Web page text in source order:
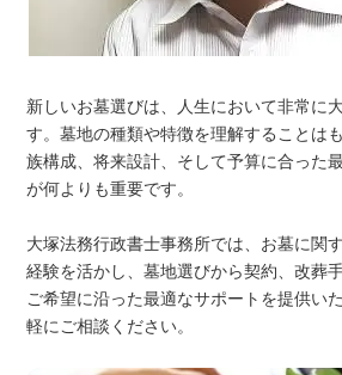
新しいお墓選びは、人生において非常に
す。墓地の種類や特徴を理解することは
族構成、将来設計、そして予算に合った
が何よりも重要です。
大塚法務行政書士事務所では、お墓に関
経験を活かし、墓地選びから契約、改葬
ご希望に沿った最適なサポートを提供い
軽にご相談ください。